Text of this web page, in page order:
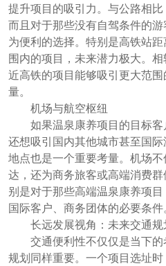
提升项目的吸引力。与公路相
而且对于那些没有自驾条件的
为便利的选择。特别是高铁站
围内的项目，未来潜力极大。
近高铁的项目能够吸引更大范
量。
机场与航空枢纽
如果温泉康养项目的目标
还想吸引国内其他城市甚至国
地点也是一个重要考量。机场
达，还为商务旅客或高端消费
别是对于那些高端温泉康养项
国际客户、商务团体的必要条件。
长远发展视角：未来交通
交通便利性不仅仅是当下
规划同样重要。一个项目选址